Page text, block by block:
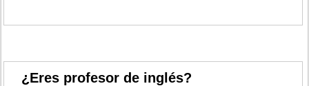
¿Eres profesor de inglés?